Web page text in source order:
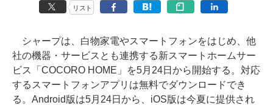
リスト
シャープは、白物家電やスマートフォンをはじめ、他
社の機器・サービスとも連携する新スマートホームサー
ビス「COCORO HOME」を5月24日から開始する。対応
するスマートフォンアプリは無料でダウンロードでき
る。Android版は5月24日から、iOS版は今夏に提供され